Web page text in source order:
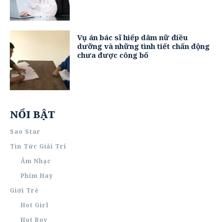
Vụ án bác sĩ hiếp dâm nữ điều
dưỡng và những tình tiết chấn động
chưa được công bố
NỔI BẬT
Sao Star
Tin Tức Giải Trí
Âm Nhạc
Phim Hay
Giới Trẻ
Hot Girl
Hot Boy